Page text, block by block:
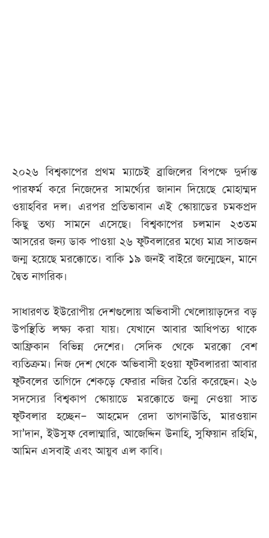
২০২৬ বিশ্বকাপের প্রথম ম্যাচেই ব্রাজিলের বিপক্ষে দুর্দান্ত
পারফর্ম করে নিজেদের সামর্থ্যের জানান দিয়েছে মোহাম্মদ
ওয়াহবির দল। এরপর প্রতিভাবান এই স্কোয়াডের চমকপ্রদ
কিছু তথ্য সামনে এসেছে। বিশ্বকাপের চলমান ২৩তম
আসরের জন্য ডাক পাওয়া ২৬ ফুটবলারের মধ্যে মাত্র সাতজন
জন্ম হয়েছে মরক্কোতে। বাকি ১৯ জনই বাইরে জন্মেছেন, মানে
দ্বৈত নাগরিক।
সাধারণত ইউরোপীয় দেশগুলোয় অভিবাসী খেলোয়াড়দের বড়
উপস্থিতি লক্ষ্য করা যায়। যেখানে আবার আধিপত্য থাকে
আফ্রিকান বিভিন্ন দেশের। সেদিক থেকে মরক্কো বেশ
ব্যতিক্রম। নিজ দেশ থেকে অভিবাসী হওয়া ফুটবলাররা আবার
ফুটবলের তাগিদে শেকড়ে ফেরার নজির তৈরি করেছেন। ২৬
সদস্যের বিশ্বকাপ স্কোয়াডে মরক্কোতে জন্ম নেওয়া সাত
ফুটবলার হচ্ছেন– আহমেদ রেদা তাগনাউতি, মারওয়ান
সা’দান, ইউসুফ বেলাম্মারি, আজেদ্দিন উনাহি, সুফিয়ান রহিমি,
আমিন এসবাই এবং আয়ুব এল কাবি।